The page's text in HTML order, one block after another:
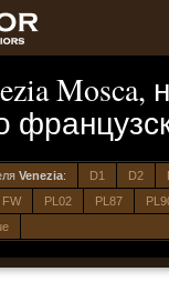
Mosca,
Venezia: D1 D2
FW PL02 PL87